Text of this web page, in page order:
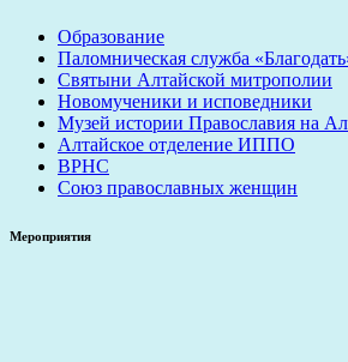
Образование
Паломническая служба
Святыни Алтайской митрополии
Новомученики и исповедники
Музей истории Православия на
Алтайское отделение ИППО
ВРНС
Союз православных женщин
Мероприятия